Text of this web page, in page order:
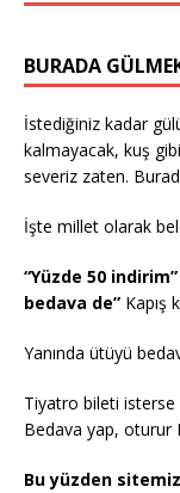
BURADA
İstediğiniz kadar
kalmayacak, kuş
severiz zaten.
İşte millet olarak
“Yüzde 50 indirim”
bedava de” Kapış
Yanında ütüyü
Tiyatro bileti isterse
Bedava yap, oturur
Bu yüzden